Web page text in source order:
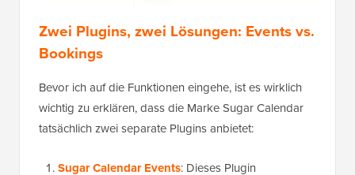
Zwei Plugins, zwei Lösungen: Events vs.
Bookings
Bevor ich auf die Funktionen eingehe, ist es wirklich
wichtig zu erklären, dass die Marke Sugar Calendar
tatsächlich zwei separate Plugins anbietet:
Sugar Calendar Events: Dieses Plugin